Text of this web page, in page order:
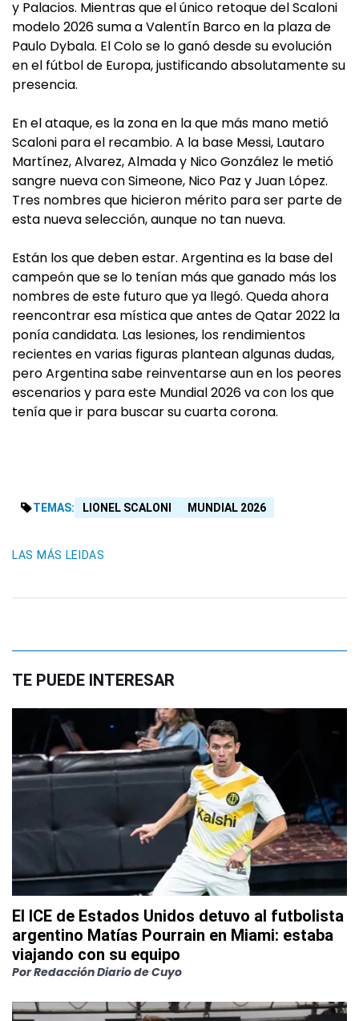
y Palacios. Mientras que el único retoque del Scaloni
modelo 2026 suma a Valentín Barco en la plaza de
Paulo Dybala. El Colo se lo ganó desde su evolución
en el fútbol de Europa, justificando absolutamente su
presencia.
En el ataque, es la zona en la que más mano metió
Scaloni para el recambio. A la base Messi, Lautaro
Martínez, Alvarez, Almada y Nico González le metió
sangre nueva con Simeone, Nico Paz y Juan López.
Tres nombres que hicieron mérito para ser parte de
esta nueva selección, aunque no tan nueva.
Están los que deben estar. Argentina es la base del
campeón que se lo tenían más que ganado más los
nombres de este futuro que ya llegó. Queda ahora
reencontrar esa mística que antes de Qatar 2022 la
ponía candidata. Las lesiones, los rendimientos
recientes en varias figuras plantean algunas dudas,
pero Argentina sabe reinventarse aun en los peores
escenarios y para este Mundial 2026 va con los que
tenía que ir para buscar su cuarta corona.
TEMAS: LIONEL SCALONI MUNDIAL 2026
LAS MÁS LEIDAS
TE PUEDE INTERESAR
El ICE de Estados Unidos detuvo al futbolista
argentino Matías Pourrain en Miami: estaba
viajando con su equipo
PorRedacción Diario de Cuyo